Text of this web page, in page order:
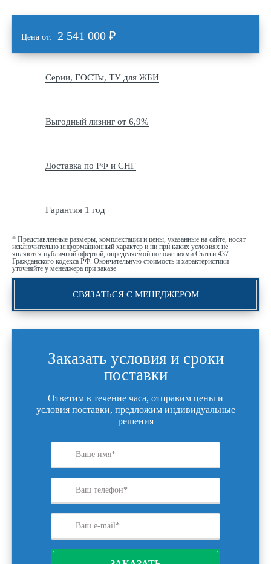
Цена от: 2 541 000 ₽
Серии, ГОСТы, ТУ для ЖБИ
Выгодный лизинг от 6,9%
Доставка по РФ и СНГ
Гарантия 1 год
* Представленные размеры, комплектации и цены, указанные на сайте, носят
исключительно информационный характер и ни при каких условиях не
являются публичной офертой, определяемой положениями Статьи 437
Гражданского кодекса РФ. Окончательную стоимость и характеристики
уточняйте у менеджера при заказе
СВЯЗАТЬСЯ С МЕНЕДЖЕРОМ
Заказать условия и сроки
поставки
Ответим в течение часа, отправим цены и
условия поставки, предложим индивидуальные
решения